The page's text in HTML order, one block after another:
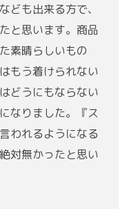
ども出来る方で、
と思います。商品
素晴らしいもの
もう着けられない
どうにもならない
なりました。『ス
われるようになる
対無かったと思い